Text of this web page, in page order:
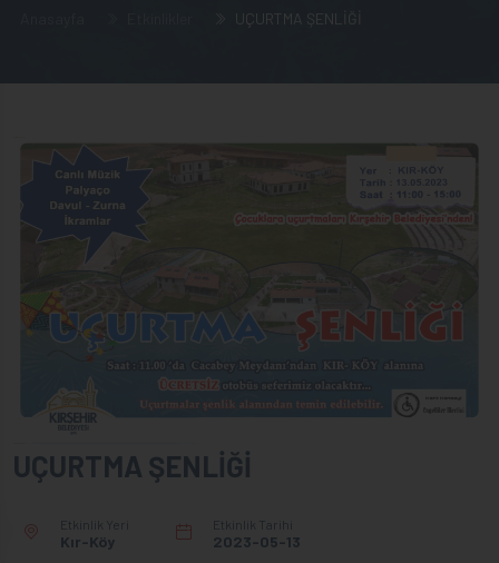
UÇURTMA ŞENLİĞİ
UÇURTMA ŞENLİĞİ
Etkinlik Yeri
Kır-Köy
Etkinlik Tarihi
2023-05-13